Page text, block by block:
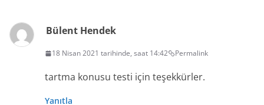
Bülent Hendek
18 Nisan 2021 tarihinde, saat 14:42 Permalink
tartma konusu testi için teşekkürler.
Yanıtla